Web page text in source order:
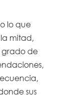
lo que
mitad,
grado de
sus